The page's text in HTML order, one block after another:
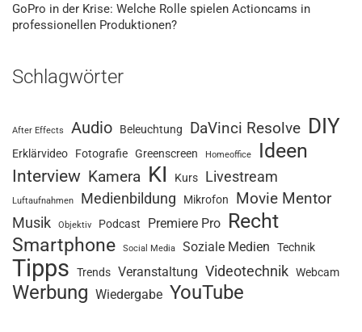
GoPro in der Krise: Welche Rolle spielen Actioncams in
professionellen Produktionen?
Schlagwörter
After Effects Audio Beleuchtung DaVinci Resolve DIY
Erklärvideo Fotografie Greenscreen Homeoffice Ideen
Interview Kamera KI Kurs Livestream
Luftaufnahmen Medienbildung Mikrofon Movie Mentor
Musik Objektiv Podcast Premiere Pro Recht
Smartphone Social Media Soziale Medien Technik
Tipps Trends Veranstaltung Videotechnik Webcam
Werbung Wiedergabe YouTube